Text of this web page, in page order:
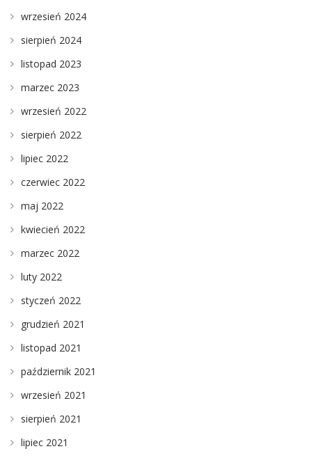
wrzesień 2024
sierpień 2024
listopad 2023
marzec 2023
wrzesień 2022
sierpień 2022
lipiec 2022
czerwiec 2022
maj 2022
kwiecień 2022
marzec 2022
luty 2022
styczeń 2022
grudzień 2021
listopad 2021
październik 2021
wrzesień 2021
sierpień 2021
lipiec 2021